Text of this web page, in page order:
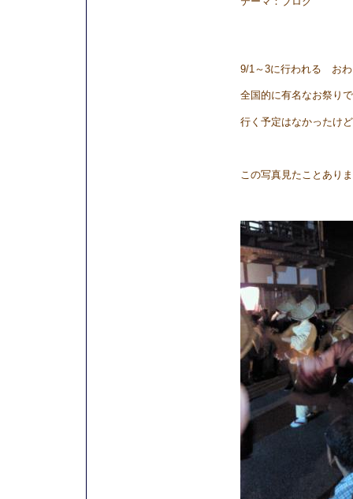
9/1～3に行われる おわ
全国的に有名なお祭り
行く予定はなかったけ
この写真見たことあり